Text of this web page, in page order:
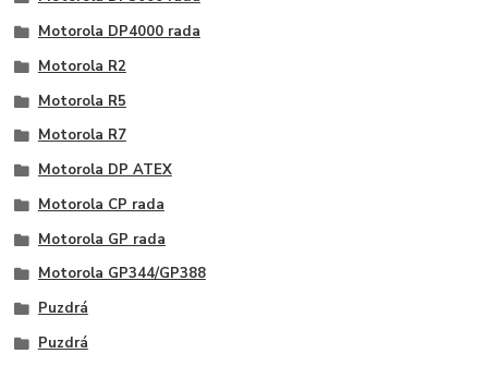
Motorola DP4000 rada
Motorola R2
Motorola R5
Motorola R7
Motorola DP ATEX
Motorola CP rada
Motorola GP rada
Motorola GP344/GP388
Puzdrá
Puzdrá